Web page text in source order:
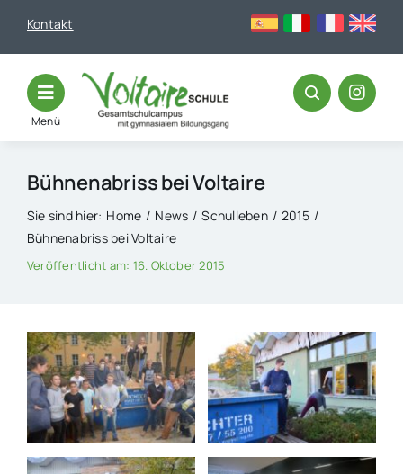
Kontakt
Menü
Bühnenabriss bei Voltaire
Sie sind hier: Home News Schulleben
2015
Bühnenabriss bei Voltaire
Veröffentlicht am: 16. Oktober 2015